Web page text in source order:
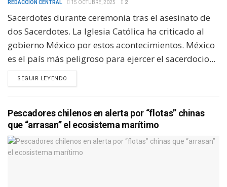
REDACCION CENTRAL 15 OCTUBRE, 2025 2
Sacerdotes durante ceremonia tras el asesinato de
dos Sacerdotes. La Iglesia Católica ha criticado al
gobierno México por estos acontecimientos. México
es el país más peligroso para ejercer el sacerdocio...
SEGUIR LEYENDO
Pescadores chilenos en alerta por “flotas” chinas
que “arrasan” el ecosistema marítimo